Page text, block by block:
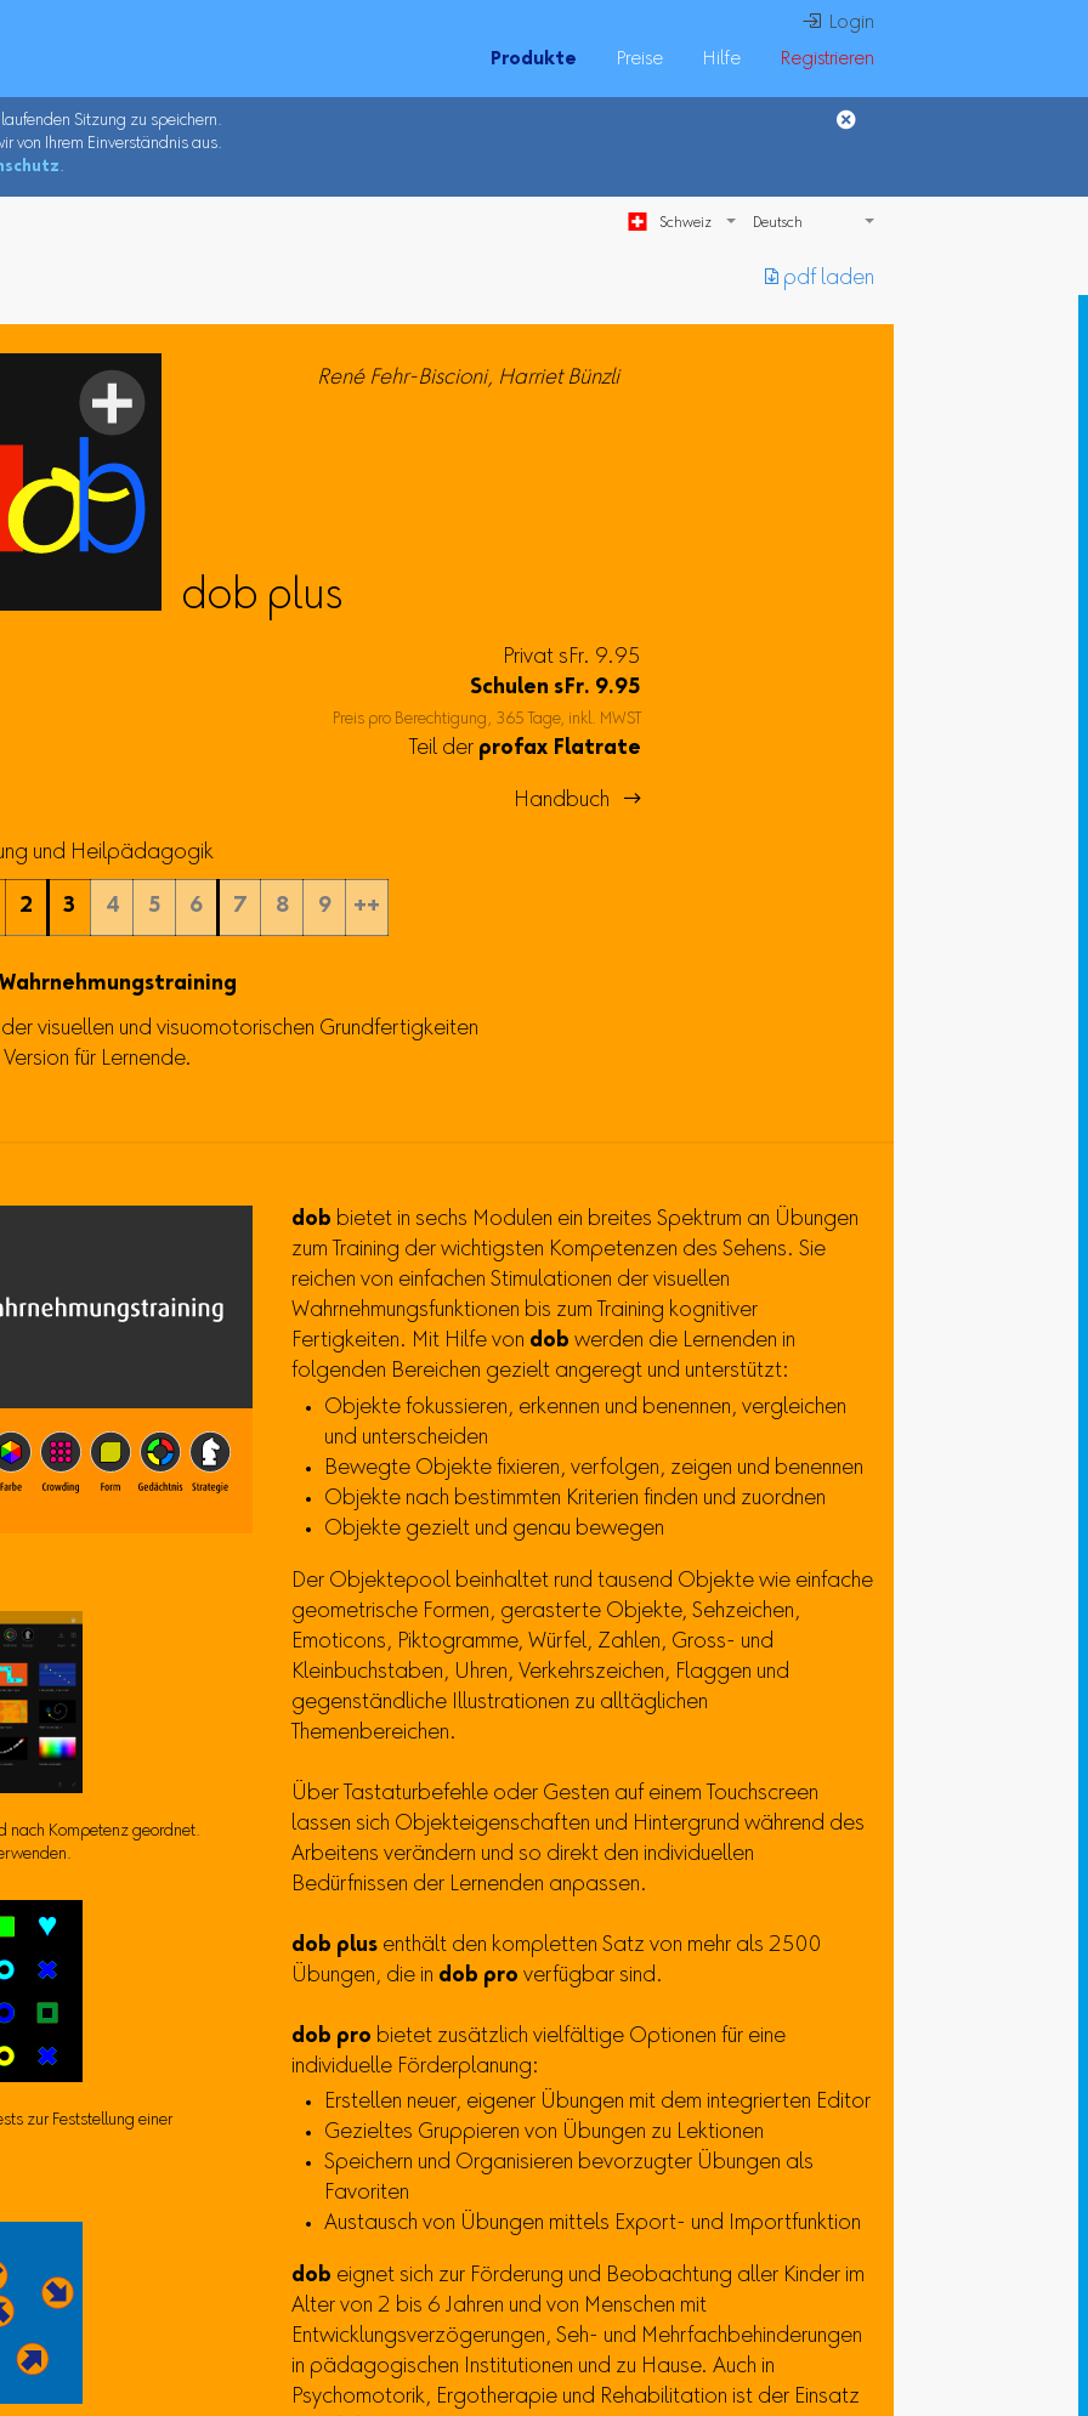
 Login
Produkte
Preise Hilfe Registrieren
Sitzung zu speichern.
von Ihrem Einverständnis aus.
.
Schweiz
︎ pdf laden
René Fehr-Biscioni, Harriet Bünzli
dob plus
Privat sFr. 9.95
Schulen sFr. 9.95
Preis pro Berechtigung, 365 Tage, inkl. MWST
Teil der profax Flatrate
Handbuch 
und Heilpädagogik
2 3 4 5 6 7 8 9 ++
visuellen und visuomotorischen Grundfertigkeiten
für Lernende.
nach Kompetenz geordnet.
zur Feststellung einer
dob bietet in sechs Modulen ein breites Spektrum an Übungen
zum Training der wichtigsten Kompetenzen des Sehens. Sie
reichen von einfachen Stimulationen der visuellen
Wahrnehmungsfunktionen bis zum Training kognitiver
Fertigkeiten. Mit Hilfe von dob werden die Lernenden in
folgenden Bereichen gezielt angeregt und unterstützt:
Objekte fokussieren, erkennen und benennen, vergleichen
und unterscheiden
Bewegte Objekte fixieren, verfolgen, zeigen und benennen
Objekte nach bestimmten Kriterien finden und zuordnen
Objekte gezielt und genau bewegen
Der Objektepool beinhaltet rund tausend Objekte wie einfache
geometrische Formen, gerasterte Objekte, Sehzeichen,
Emoticons, Piktogramme, Würfel, Zahlen, Gross- und
Kleinbuchstaben, Uhren, Verkehrszeichen, Flaggen und
gegenständliche Illustrationen zu alltäglichen
Themenbereichen.
Über Tastaturbefehle oder Gesten auf einem Touchscreen
lassen sich Objekteigenschaften und Hintergrund während des
Arbeitens verändern und so direkt den individuellen
Bedürfnissen der Lernenden anpassen.
dob plus enthält den kompletten Satz von mehr als 2500
Übungen, die in dob pro verfügbar sind.
dob pro bietet zusätzlich vielfältige Optionen für eine
individuelle Förderplanung:
Erstellen neuer, eigener Übungen mit dem integrierten Editor
Gezieltes Gruppieren von Übungen zu Lektionen
Speichern und Organisieren bevorzugter Übungen als
Favoriten
Austausch von Übungen mittels Export- und Importfunktion
dob eignet sich zur Förderung und Beobachtung aller Kinder im
Alter von 2 bis 6 Jahren und von Menschen mit
Entwicklungsverzögerungen, Seh- und Mehrfachbehinderungen
in pädagogischen Institutionen und zu Hause. Auch in
Psychomotorik, Ergotherapie und Rehabilitation ist der Einsatz